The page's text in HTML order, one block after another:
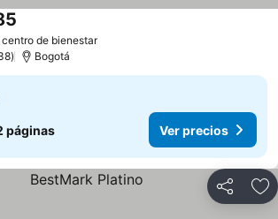
de bienestar
Bogotá
páginas Ver precios
Compartir